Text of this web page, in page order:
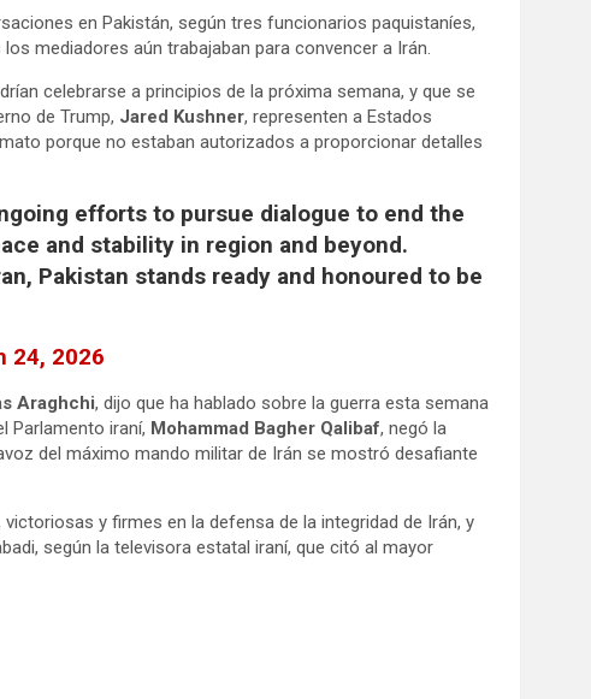
en Pakistán, según tres funcionarios paquistaníes,
mediadores aún trabajaban para convencer a Irán.
celebrarse a principios de la próxima semana, y que se
de Trump, Jared Kushner, representen a Estados
porque no estaban autorizados a proporcionar detalles
efforts to pursue dialogue to end the
and stability in region and beyond.
Pakistan stands ready and honoured to be
24, 2026
Araghchi, dijo que ha hablado sobre la guerra esta semana
Parlamento iraní, Mohammad Bagher Qalibaf, negó la
del máximo mando militar de Irán se mostró desafiante
y firmes en la defensa de la integridad de Irán, y
según la televisora estatal iraní, que citó al mayor